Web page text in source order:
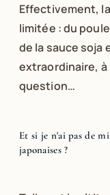
Effectivement,
limitée : du
de la sauce soja
extraordinaire,
question…
Et si je n'ai pas de
japonaises ?